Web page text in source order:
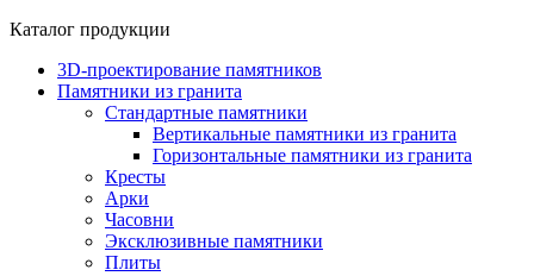
Каталог продукции
3D-проектирование памятников
Памятники из гранита
Стандартные памятники
Вертикальные памятники из гранита
Горизонтальные памятники из гранита
Кресты
Арки
Часовни
Эксклюзивные памятники
Плиты